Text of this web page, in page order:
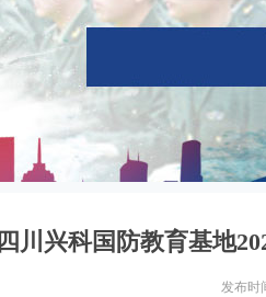
四川兴科国防教育基地
发布时